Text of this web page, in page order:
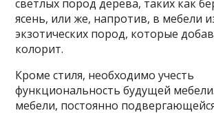
светлых пород дерева, таких как
ясень, или же, напротив, в мебели
экзотических пород, которые
колорит.
Кроме стиля, необходимо учесть
функциональность будущей
мебели, постоянно